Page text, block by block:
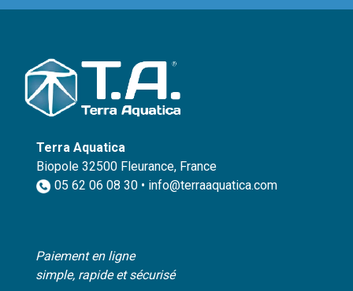
Terra Aquatica
Biopole 32500 Fleurance, France
05 62 06 08 30 • info@terraaquatica.com
Paiement en ligne
simple, rapide et sécurisé